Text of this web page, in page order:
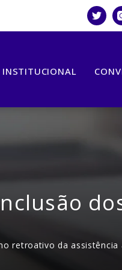
INSTITUCIONAL
retroativo da assistência